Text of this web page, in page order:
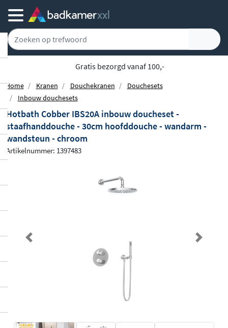
Gratis bezorgd vanaf 100,-
Home Kranen Douchekranen
Douchesets
Inbouw douchesets
Hotbath Cobber IBS20A inbouw doucheset -
staafhanddouche - 30cm hoofddouche - wandarm -
wandsteun - chroom
Artikelnummer: 1397483
Previous Next